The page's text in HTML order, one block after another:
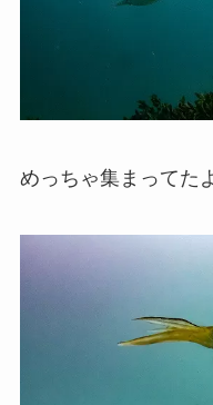
めっちゃ集まってた